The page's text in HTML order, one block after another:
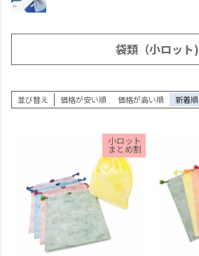
袋類（小ロット)
並び替え 価格が安い順 価格が高い順 新着順